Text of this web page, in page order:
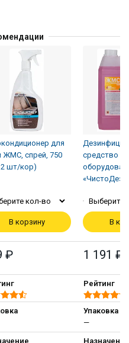
для
ЖМС, спрей, 750
шт/кор)
кол-во
В корзину
средство
Выберите
В
₽ 1 191 ₽
Рейтинг
Упаковка
—
Назначение